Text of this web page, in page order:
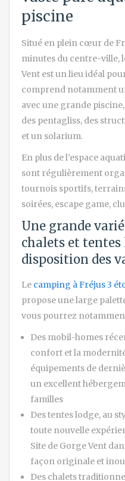
piscine
Situé en plein cœur de
minutes du centre-ville,
Vent est un lieu idéal
comprend notamment
avec une grande
des pentagliss, des
et un solarium.
En plus de l’espace
sont régulièrement
tournois sportifs,
soirées, escape game,
Une grande
chalets et tentes
disposition des
Le camping à Fréjus 3
propose une large
vous pourrez
Des mobil-homes
confort et la
équipements de
un excellent
familles
Des tentes lodge, au
toute nouvelle
Site de Gorge Vent
façon originale et
Des chalets